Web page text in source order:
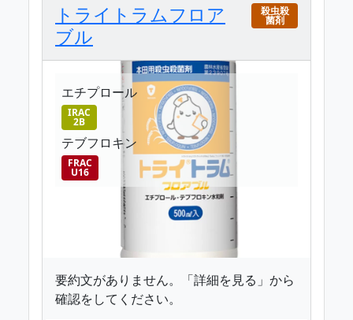
トライトラムフロア
ブル
殺虫殺
菌剤
エチプロール
IRAC
2B
テブフロキン
FRAC
U16
要約文がありません。「詳細を見る」から
確認をしてください。